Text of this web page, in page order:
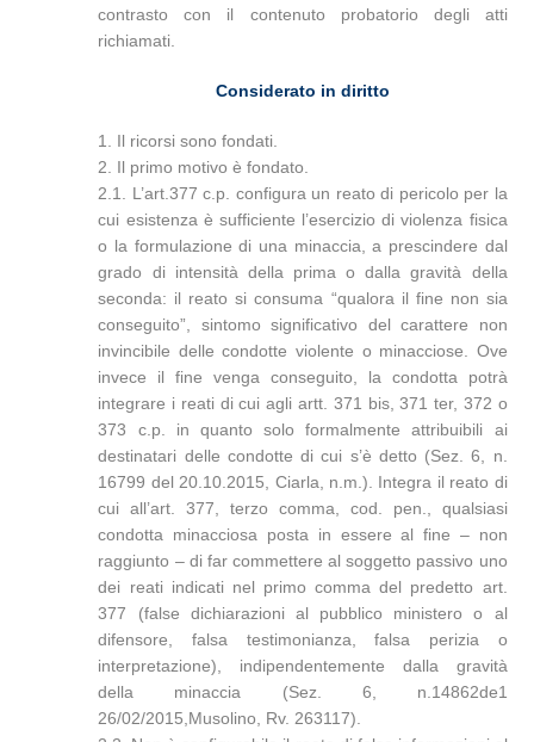
contrasto con il contenuto probatorio degli atti
richiamati.
Considerato in diritto
1. Il ricorsi sono fondati.
2. Il primo motivo è fondato.
2.1. L’art.377 c.p. configura un reato di pericolo per la
cui esistenza è sufficiente l’esercizio di violenza fisica
o la formulazione di una minaccia, a prescindere dal
grado di intensità della prima o dalla gravità della
seconda: il reato si consuma “qualora il fine non sia
conseguito”, sintomo significativo del carattere non
invincibile delle condotte violente o minacciose. Ove
invece il fine venga conseguito, la condotta potrà
integrare i reati di cui agli artt. 371 bis, 371 ter, 372 o
373 c.p. in quanto solo formalmente attribuibili ai
destinatari delle condotte di cui s’è detto (Sez. 6, n.
16799 del 20.10.2015, Ciarla, n.m.). Integra il reato di
cui all’art. 377, terzo comma, cod. pen., qualsiasi
condotta minacciosa posta in essere al fine – non
raggiunto – di far commettere al soggetto passivo uno
dei reati indicati nel primo comma del predetto art.
377 (false dichiarazioni al pubblico ministero o al
difensore, falsa testimonianza, falsa perizia o
interpretazione), indipendentemente dalla gravità
della minaccia (Sez. 6, n.14862de1
26/02/2015,Musolino, Rv. 263117).